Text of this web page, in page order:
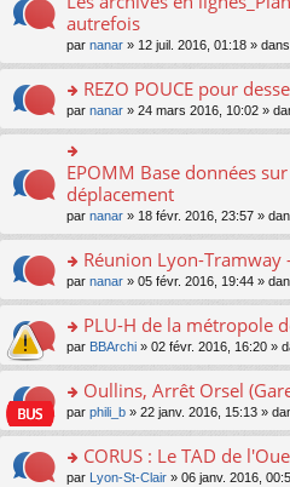
c
e
nt
pl
u
s
e
nt
lu
le
pl
u
s
c
nt
g
e
n
o
lu
le
pl
u
s
ré
e
s
a
e
n
o
n
lu
le
pl
u
s
ré
e
er
le
m
e
s
a
e
n
o
n
pl
u
s
ré
e
n
ult
er
le
m
e
s
s
a
g
e
n
o
lu
le
pl
u
s
c
e
nt
autrefois
par nanar » 12 juil. 2016, 01:18 » dans
o
n
s
ult
er
le
m
e
s
a
e
n
o
lu
le
pl
u
s
REZO POUCE pour
par nanar » 24 mars 2016, 10:02 »
o
n
ult
er
le
m
e
s
a
g
e
n
lu
le
EPOMM Base données
déplacement
par nanar » 18 févr. 2016, 23:57 »
o
n
ult
er
le
m
e
a
g
Réunion Lyon-
par nanar » 05 févr. 2016, 19:44 »
o
n
ult
er
le
m
e
PLU-H de la métropole
par BBArchi » 02 févr. 2016, 16:20 »
o
n
ult
Oullins, Arrêt Orsel
par phili_b » 22 janv. 2016, 15:13 »
o
CORUS : Le TAD de
par Lyon-St-Clair » 06 janv. 2016,